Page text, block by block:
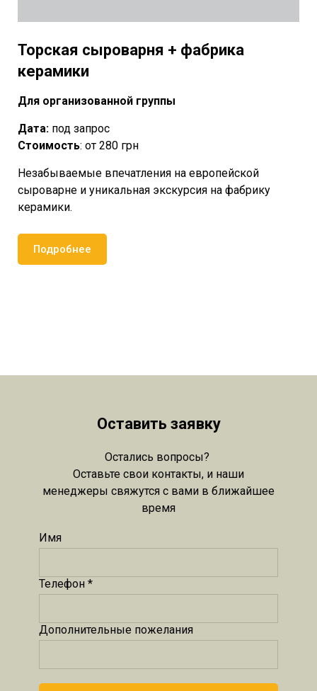
Торская сыроварня + фабрика
керамики
Для организованной группы
Дата: под запрос
Стоимость: от 280 грн
Незабываемые впечатления на европейской
сыроварне и уникальная экскурсия на фабрику
керамики.
Подробнее
Оставить заявку
Остались вопросы?
Оставьте свои контакты, и наши
менеджеры свяжутся с вами в ближайшее
время
Имя
Телефон *
Дополнительные пожелания